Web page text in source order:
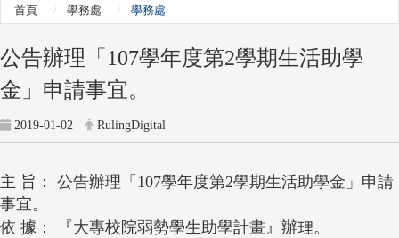
首頁 學務處 學務處
公告辦理「107學年度第2學期生活助學
金」申請事宜。
2019-01-02 RulingDigital
主 旨： 公告辦理「 107學年度第2學期生活助學金」申請
事宜。
依 據： 『大專校院弱勢學生助學計畫』辦理。